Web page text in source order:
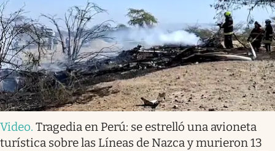
Video. Tragedia en Perú: se estrelló una avioneta
turística sobre las Líneas de Nazca y murieron 13